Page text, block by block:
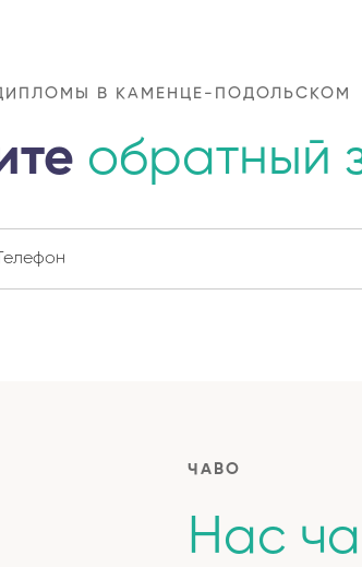
В КАМЕНЦЕ-ПОДОЛЬСКОМ
обратный
ЧАВО
Нас